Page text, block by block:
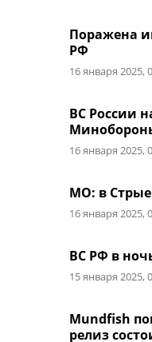
Поражена
РФ
16 января 2025,
ВС России
16 января 2025,
МО: в Стрые
16 января 2025,
ВС РФ в
15 января 2025,
Mundfish
релиз